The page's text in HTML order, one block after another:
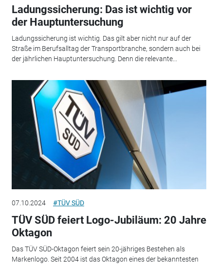
Ladungssicherung: Das ist wichtig vor
der Hauptuntersuchung
Ladungssicherung ist wichtig. Das gilt aber nicht nur auf der
Straße im Berufsalltag der Transportbranche, sondern auch bei
der jährlichen Hauptuntersuchung. Denn die relevante...
07.10.2024 #TÜV SÜD
TÜV SÜD feiert Logo-Jubiläum: 20 Jahre
Oktagon
Das TÜV SÜD-Oktagon feiert sein 20-jähriges Bestehen als
Markenlogo. Seit 2004 ist das Oktagon eines der bekanntesten